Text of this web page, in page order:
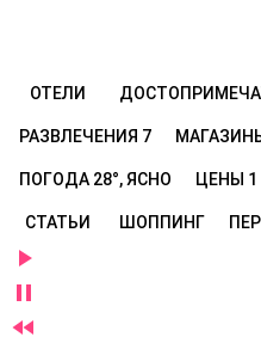
ОТЕЛИ
РАЗВЛЕЧЕНИЯ 7
ПОГОДА 28°, ЯСНО ЦЕНЫ 1
СТАТЬИ ШОППИНГ


